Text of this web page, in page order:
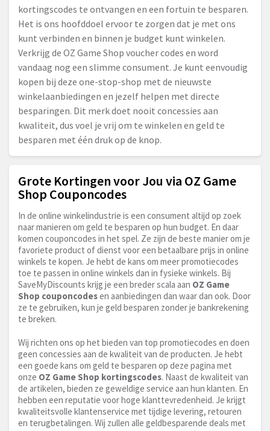
kortingscodes te ontvangen en een fortuin te besparen.
Het is ons hoofddoel ervoor te zorgen dat je met ons
kunt verbinden en binnen je budget kunt winkelen.
Verkrijg de OZ Game Shop voucher codes en word
vandaag nog een slimme consument. Je kunt eenvoudig
kopen bij deze one-stop-shop met de nieuwste
winkelaanbiedingen en jezelf helpen met directe
besparingen. Dit merk doet nooit concessies aan
kwaliteit, dus voel je vrij om te winkelen en geld te
besparen met één druk op de knop.
Grote Kortingen voor Jou via OZ Game
Shop Couponcodes
In de online winkelindustrie is een consument altijd op zoek
naar manieren om geld te besparen op hun budget. En daar
komen couponcodes in het spel. Ze zijn de beste manier om je
favoriete product of dienst voor een betaalbare prijs in online
winkels te kopen. Je hebt de kans om meer promotiecodes
toe te passen in online winkels dan in fysieke winkels. Bij
SaveMyDiscounts krijg je een breder scala aan OZ Game
Shop couponcodesen aanbiedingen dan waar dan ook. Door
ze te gebruiken, kun je geld besparen zonder je bankrekening
te breken.
Wij richten ons op het bieden van top promotiecodes en doen
geen concessies aan de kwaliteit van de producten. Je hebt
een goede kans om geld te besparen op deze pagina met
onze OZ Game Shop kortingscodes. Naast de kwaliteit van
de artikelen, bieden ze geweldige service aan hun klanten. En
hebben een reputatie voor hoge klanttevredenheid. Je krijgt
kwaliteitsvolle klantenservice met tijdige levering, retouren
en terugbetalingen. Wij zullen alle geldbesparende deals met